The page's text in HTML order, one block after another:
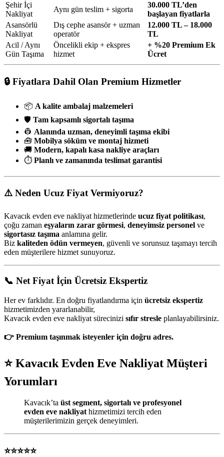
Şehir İçi
Nakliyat
Aynı gün teslim + sigorta
30.000 TL’den
başlayan fiyatlarla
Asansörlü
Nakliyat
Dış cephe asansör + uzman
operatör
12.000 TL – 18.000
TL
Acil / Aynı
Gün Taşıma
Öncelikli ekip + ekspres
hizmet
+ %20 Premium Ek
Ücret
🔒 Fiyatlara Dahil Olan Premium Hizmetler
📦 A kalite ambalaj malzemeleri
🛡️ Tam kapsamlı sigortalı taşıma
👷 Alanında uzman, deneyimli taşıma ekibi
🧰 Mobilya söküm ve montaj hizmeti
🚚 Modern, kapalı kasa nakliye araçları
⏱️ Planlı ve zamanında teslimat garantisi
⚠️ Neden Ucuz Fiyat Vermiyoruz?
Kavacık evden eve nakliyat hizmetlerinde ucuz fiyat politikası,
çoğu zaman eşyaların zarar görmesi, deneyimsiz personel ve
sigortasız taşıma anlamına gelir.
Biz kaliteden ödün vermeyen, güvenli ve sorunsuz taşımayı tercih
eden müşterilere hizmet sunuyoruz.
📞 Net Fiyat İçin Ücretsiz Ekspertiz
Her ev farklıdır. En doğru fiyatlandırma için ücretsiz ekspertiz
hizmetimizden yararlanabilir,
Kavacık evden eve nakliyat sürecinizi sıfır stresle planlayabilirsiniz.
👉 Premium taşınmak isteyenler için doğru adres.
⭐ Kavacık Evden Eve Nakliyat Müşteri
Yorumları
Kavacık’ta üst segment, sigortalı ve profesyonel
evden eve nakliyat hizmetimizi tercih eden
müşterilerimizin gerçek deneyimleri.
⭐⭐⭐⭐⭐